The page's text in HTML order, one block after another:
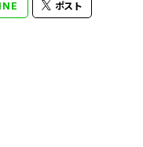
ポスト